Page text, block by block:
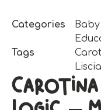
Categories
Tags
Carotina